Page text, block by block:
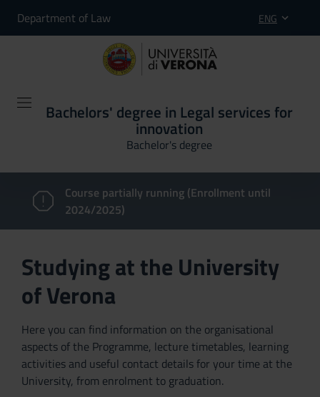
Department of Law ENG
Bachelors' degree in Legal services for
innovation
Bachelor's degree
Course partially running (Enrollment until
2024/2025)
Studying at the University
of Verona
Here you can find information on the organisational
aspects of the Programme, lecture timetables, learning
activities and useful contact details for your time at the
University, from enrolment to graduation.